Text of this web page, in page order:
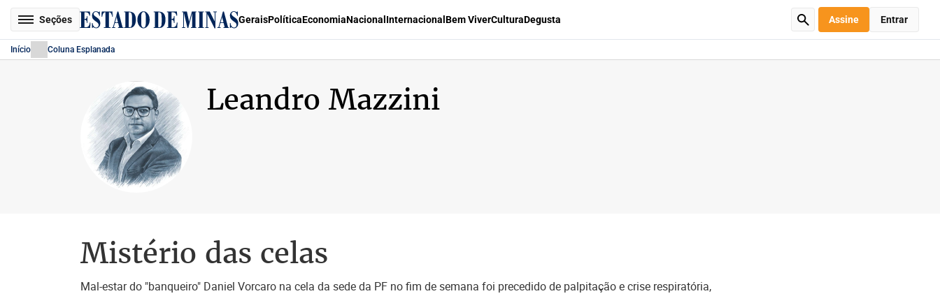
Seções GeraisPolíticaEconomiaNacional Internacional Bem ViverCulturaDegusta Assine Entrar
Início Coluna Esplanada
Leandro Mazzini
Mistério das celas
Mal-estar do "banqueiro" Daniel Vorcaro na cela da sede da PF no fim de semana foi precedido de palpitação e crise respiratória,